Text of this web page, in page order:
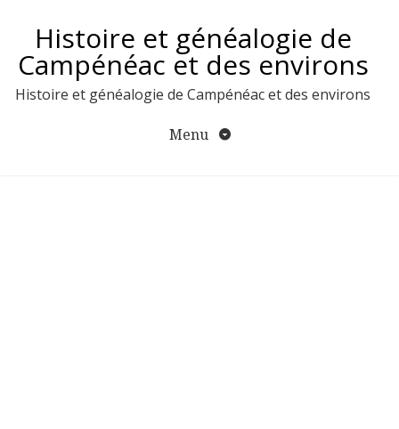
contenuHistoire et généalogie de
Campénéac et des environs
Histoire et généalogie de Campénéac et des environs
Menu